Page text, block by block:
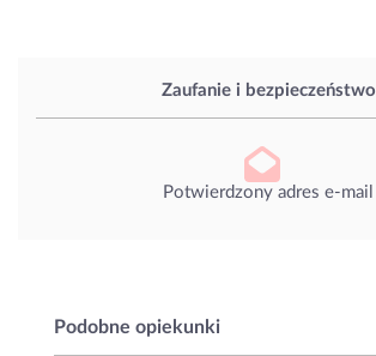
Zaufanie i bezpieczeństwo
Potwierdzony adres e-mail
Podobne opiekunki